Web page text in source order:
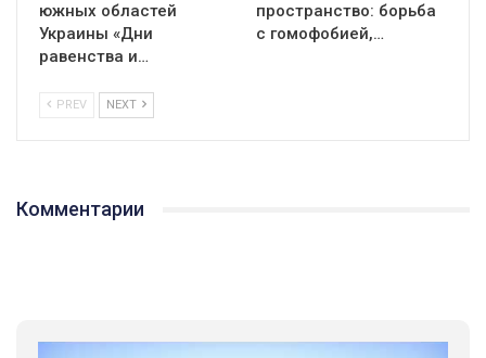
южных областей
Украины «Дни
равенства и…
пространство: борьба
с гомофобией,…
PREV NEXT
Комментарии